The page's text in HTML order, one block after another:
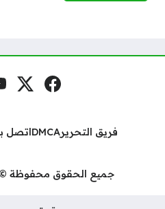
فيسبوكمنصة
فريق التحريرDMCAاتصل
جميع الحقوق محفوظة ©